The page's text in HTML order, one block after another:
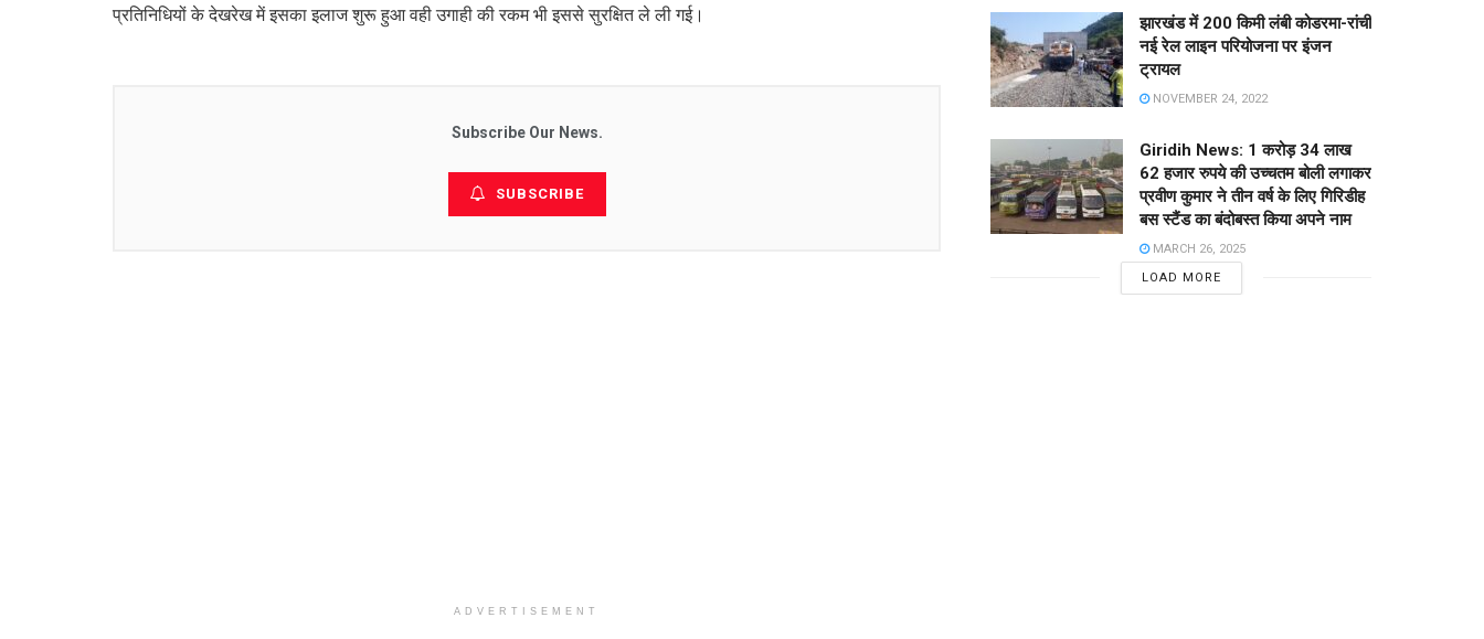
प्रतिनिधियों के देखरेख में इसका इलाज शुरू हुआ वही उगाही की रकम भी इससे सुरक्षित ले ली गई।
Subscribe Our News.
SUBSCRIBE
ADVERTISEMENT
झारखंड में 200 किमी लंबी कोडरमा-रांची
नई रेल लाइन परियोजना पर इंजन
ट्रायल
NOVEMBER 24, 2022
Giridih News: 1 करोड़ 34 लाख
62 हजार रुपये की उच्चतम बोली लगाकर
प्रवीण कुमार ने तीन वर्ष के लिए गिरिडीह
बस स्टैंड का बंदोबस्त किया अपने नाम
MARCH 26, 2025
LOAD MORE